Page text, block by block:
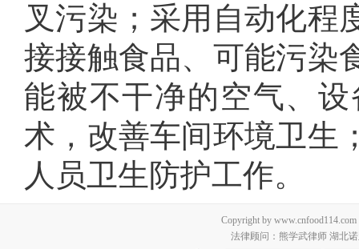
叉污染；采用自动化程
接接触食品、可能污染
能被不干净的空气、
术，改善车间环境卫生
人员卫生防护工作。
Copyright by
法律顾问：熊学武律师 湖北